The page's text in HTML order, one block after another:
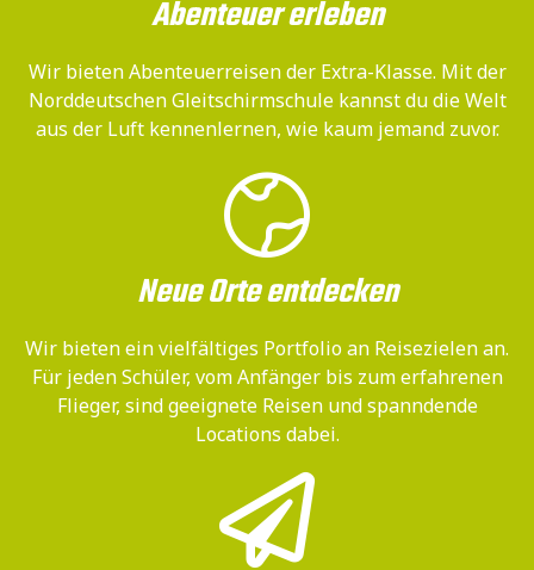
Abenteuer erleben
Wir bieten Abenteuerreisen der Extra-Klasse. Mit der
Norddeutschen Gleitschirmschule kannst du die Welt
aus der Luft kennenlernen, wie kaum jemand zuvor.
Neue Orte entdecken
Wir bieten ein vielfältiges Portfolio an Reisezielen an.
Für jeden Schüler, vom Anfänger bis zum erfahrenen
Flieger, sind geeignete Reisen und spanndende
Locations dabei.